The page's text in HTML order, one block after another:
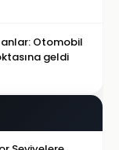
anlar: Otomobil
geldi